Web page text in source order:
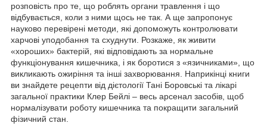
розповість про те, що роблять органи травлення і що
відбувається, коли з ними щось не так. А ще запропонує
науково перевірені методи, які допоможуть контролювати
харчові уподобання та схуднути. Розкаже, як живити
«хороших» бактерій, які відповідають за нормальне
функціонування кишечника, і як боротися з «язичниками», що
викликають ожиріння та інші захворювання. Наприкінці книги
ви знайдете рецепти від дієтології Тані Боровські та лікарі
загальної практики Клер Бейлі – весь арсенал засобів, щоб
нормалізувати роботу кишечника та покращити загальний
фізичний стан.